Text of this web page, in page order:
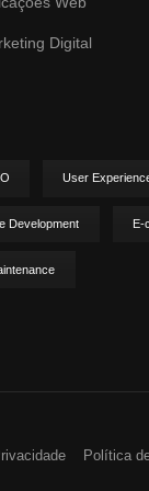
Digital
User
Development E-
Política